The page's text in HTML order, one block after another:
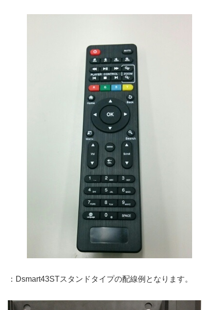
：Dsmart43STスタンドタイプの配線例となります。